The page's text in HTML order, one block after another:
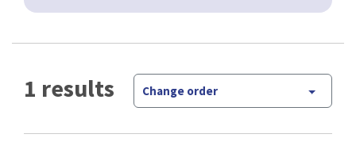
1 results Change order